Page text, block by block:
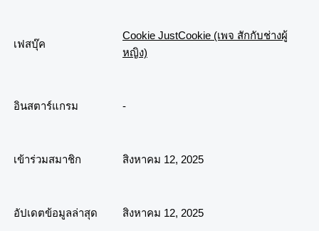
เฟสบุ๊ค
Cookie JustCookie (เพจ สักกับช่างผู้
หญิง)
อินสตาร์แกรม -
เข้าร่วมสมาชิก สิงหาคม 12, 2025
อัปเดตข้อมูลล่าสุด สิงหาคม 12, 2025